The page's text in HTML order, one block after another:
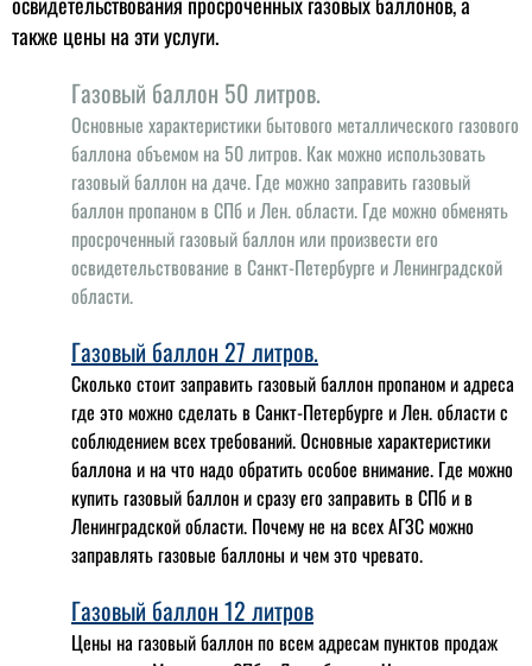
также цены на эти услуги.
Газовый баллон 50 литров.
Основные характеристики бытового металлического газового
баллона объемом на 50 литров. Как можно использовать
газовый баллон на даче. Где можно заправить газовый
баллон пропаном в СПб и Лен. области. Где можно обменять
просроченный газовый баллон или произвести его
освидетельствование в Санкт-Петербурге и Ленинградской
области.
Газовый баллон 27 литров.
Сколько стоит заправить газовый баллон пропаном и адреса
где это можно сделать в Санкт-Петербурге и Лен. области с
соблюдением всех требований. Основные характеристики
баллона и на что надо обратить особое внимание. Где можно
купить газовый баллон и сразу его заправить в СПб и в
Ленинградской области. Почему не на всех АГЗС можно
заправлять газовые баллоны и чем это чревато.
Газовый баллон 12 литров
Цены на газовый баллон по всем адресам пунктов продаж